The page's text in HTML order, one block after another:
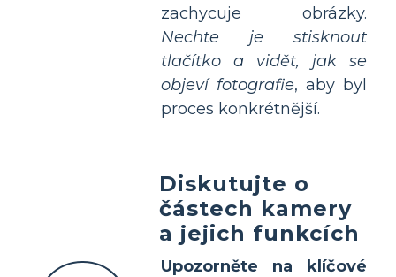
zachycuje obrázky.
Nechte je stisknout
tlačítko a vidět, jak se
objeví fotografie, aby byl
proces konkrétnější.
Diskutujte o
částech kamery
a jejich funkcích
Upozorněte na klíčové